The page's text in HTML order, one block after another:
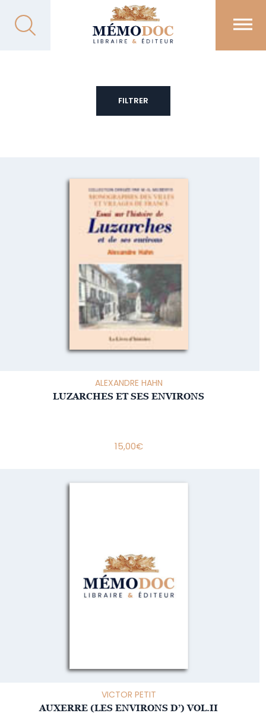
ALEXANDRE HAHN
LUZARCHES ET SES ENVIRONS
15,00€
VICTOR PETIT
AUXERRE (LES ENVIRONS D’) VOL.II
FILTRER